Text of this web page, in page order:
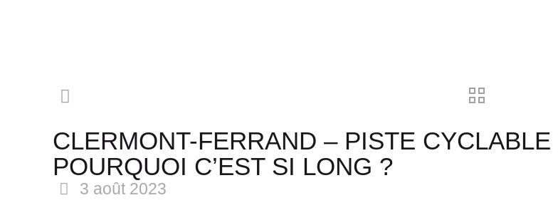
CLERMONT-FERRAND – PISTE
POURQUOI C’EST SI LONG ?
3 août 2023